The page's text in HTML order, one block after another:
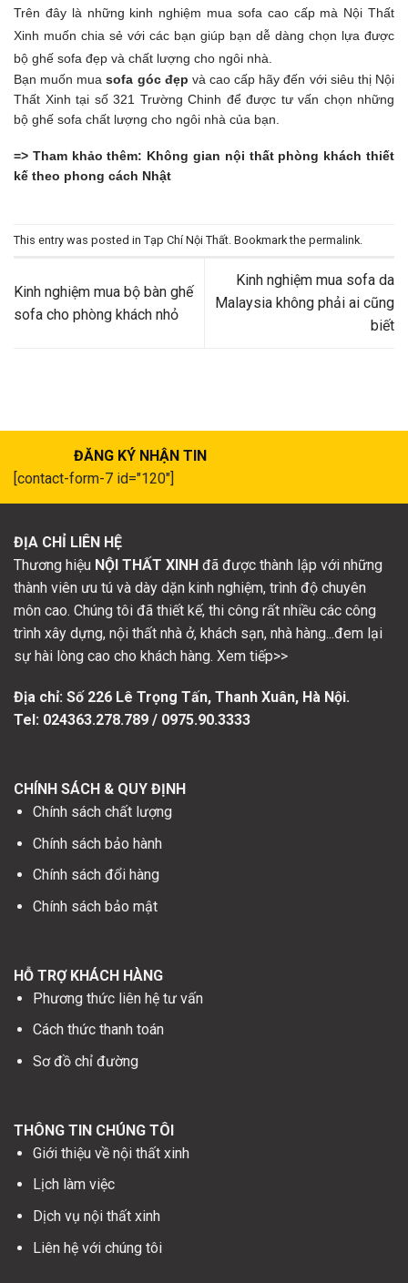
Trên đây là những kinh nghiệm mua sofa cao cấp mà Nội Thất
Xinh muốn chia sẻ với các bạn giúp bạn dễ dàng chọn lựa được
bộ ghế sofa đẹp và chất lượng cho ngôi nhà.
Bạn muốn muasofa góc đẹp và cao cấp hãy đến với siêu thị Nội
Thất Xinh tại số 321 Trường Chinh để được tư vấn chọn những
bộ ghế sofa chất lượng cho ngôi nhà của bạn.
=> Tham khảo thêm: Không gian nội thất phòng khách thiết
kế theo phong cách Nhật
This entry was posted in Tạp Chí Nội Thất . Bookmark the permalink
Kinh nghiệm mua bộ bàn ghế
sofa cho phòng khách nhỏ
Kinh nghiệm mua sofa da
Malaysia không phải ai cũng
biết
ĐĂNG KÝ NHẬN TIN
[contact-form-7 id="120"]
ĐỊA CHỈ LIÊN HỆ
Thương hiệu NỘI THẤT XINH đã được thành lập với những
thành viên ưu tú và dày dặn kinh nghiệm, trình độ chuyên
môn cao. Chúng tôi đã thiết kế, thi công rất nhiều các công
trình xây dựng, nội thất nhà ở, khách sạn, nhà hàng...đem lại
sự hài lòng cao cho khách hàng. Xem tiếp>>
Địa chỉ: Số 226 Lê Trọng Tấn, Thanh Xuân, Hà Nội.
Tel: 024363.278.789 / 0975.90.3333
CHÍNH SÁCH & QUY ĐỊNH
Chính sách chất lượng
Chính sách bảo hành
Chính sách đổi hàng
Chính sách bảo mật
HỖ TRỢ KHÁCH HÀNG
Phương thức liên hệ tư vấn
Cách thức thanh toán
Sơ đồ chỉ đường
THÔNG TIN CHÚNG TÔI
Giới thiệu về nội thất xinh
Lịch làm việc
Dịch vụ nội thất xinh
Liên hệ với chúng tôi